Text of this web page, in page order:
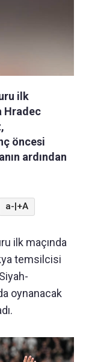
ilk
Hradec
öncesi
ardından
a-|+A
ilk maçında
temsilcisi
oynanacak